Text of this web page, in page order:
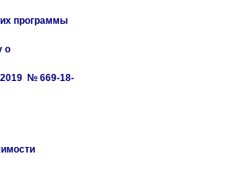
программы
о
2019 № 669-18-